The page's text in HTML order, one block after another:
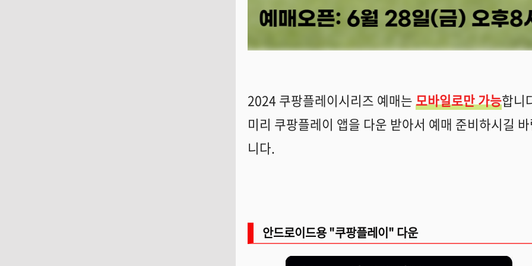
2024 쿠팡플레이시리즈 예매는모바일로만 가능합니
미리 쿠팡플레이 앱을 다운 받아서 예매 준비하시길
니다.
안드로이드용 "쿠팡플레이" 다운